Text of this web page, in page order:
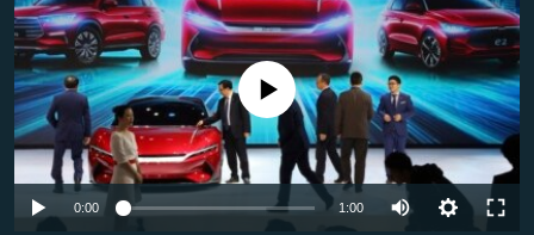
TÁRSADALOM
DEMOKRÁCIA
A PÉNZ NYOMÁBAN
EURÓPAI UNIÓ
VILÁG
Jelenleg nincs elérhető tartalom
0:00 1:00